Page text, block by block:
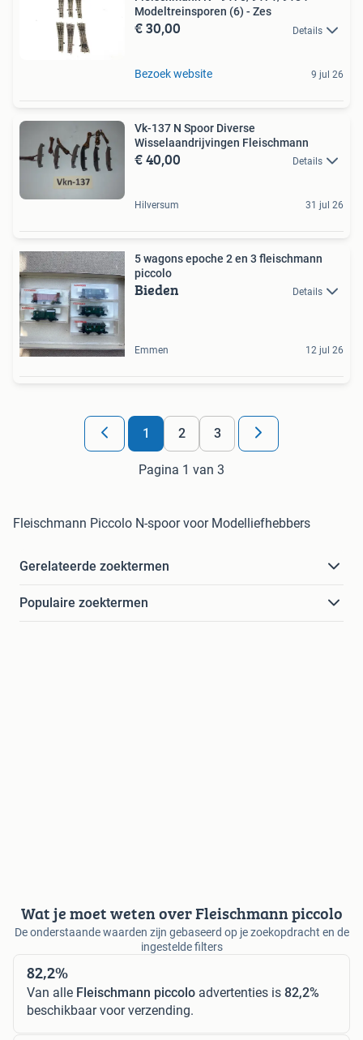
Modeltreinsporen (6) - Zes
€ 30,00 Details
Bezoek website 9 jul 26
Vk-137 N Spoor Diverse
Wisselaandrijvingen Fleischmann
€ 40,00 Details
Hilversum 31 jul 26
5 wagons epoche 2 en 3 fleischmann
piccolo
Bieden Details
Emmen 12 jul 26
1 2 3
Pagina 1 van 3
Fleischmann Piccolo N-spoor voor Modelliefhebbers
Gerelateerde zoektermen
Populaire zoektermen
Wat je moet weten over Fleischmann piccolo
De onderstaande waarden zijn gebaseerd op je zoekopdracht en de
ingestelde filters
82,2%
Van alle Fleischmann piccolo advertenties is 82,2%
beschikbaar voor verzending.